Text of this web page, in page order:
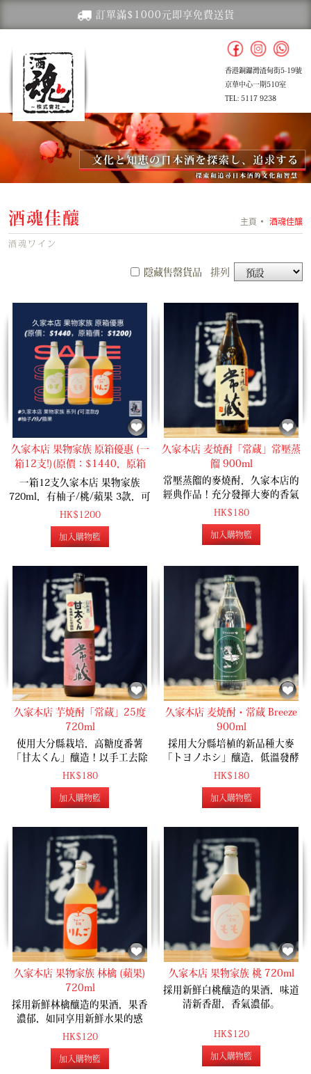
訂單滿$1000元即享免費送貨
香港銅鑼灣渣甸街5-19號
京華中心一期510室
TEL: 5117 9238
酒魂佳釀 主頁 酒魂佳釀
酒魂ワイン
隱藏售罄貨品 排列
久家本店 果物家族 原箱優惠 (一
箱12支!)(原價：$1440，原箱
價：$1200)
一箱12支久家本店 果物家族
720ml，有柚子/桃/蘋果 3款，可
混款，落單時請於 『信息』中注
明。
HK$1200
加入購物籃
久家本店 麦焼酎「常蔵」常壓蒸
餾 900ml
常壓蒸餾的麥燒酎，久家本店的
經典作品！充分發揮大麥的香氣
風味，無論加冰、加水、加熱水
都同樣合適！
HK$180
加入購物籃
久家本店 芋焼酎「常蔵」25度
720ml
使用大分縣栽培，高糖度番薯
「甘太くん」釀造！以手工去除
油分和雜質，保留番薯獨有香氣
味道，一款味道濃郁口感高級的
芋燒酎作品！
HK$180
加入購物籃
久家本店 麦焼酎・常蔵 Breeze
900ml
採用大分縣培植的新品種大麥
「トヨノホシ」釀造，低溫發酵
釀造，濃郁香氣 + 清爽口感，可
以配搭梳打水飲用！
HK$180
加入購物籃
久家本店 果物家族 林檎 (蘋果)
720ml
採用新鮮林檎釀造的果酒，果香
濃郁，如同享用新鮮水果的感
覺。
HK$120
加入購物籃
久家本店 果物家族 桃 720ml
採用新鮮白桃釀造的果酒，味道
清新香甜，香氣濃郁。
HK$120
加入購物籃